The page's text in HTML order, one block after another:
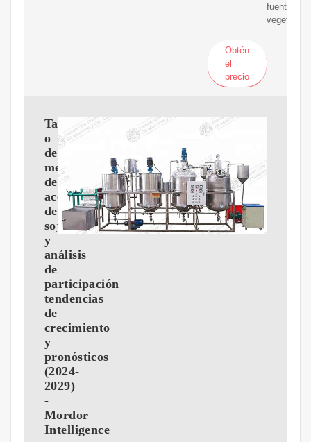
fuentes
vegetales.
Obtén
el
precio
Tama?
o
del
mercado
de
aceite
de
soja
y
análisis
de
participación
tendencias
de
crecimiento
y
pronósticos
(2024-
2029)
-
Mordor
Intelligence